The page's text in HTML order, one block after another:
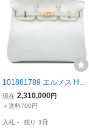
101881789 エルメス HE
RMES バーキン25 □K刻
印 ホワイト ゴールド金具
ディース
現在 2,310,000円
＋送料700円
入札 - 残り 1日